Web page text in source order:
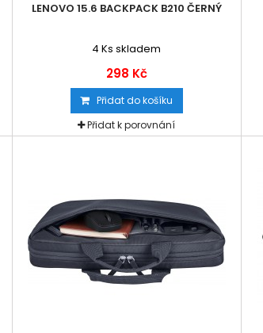
LENOVO 15.6 BACKPACK B210 ČERNÝ
4 Ks skladem
298 Kč
Přidat do košíku
Přidat k porovnání